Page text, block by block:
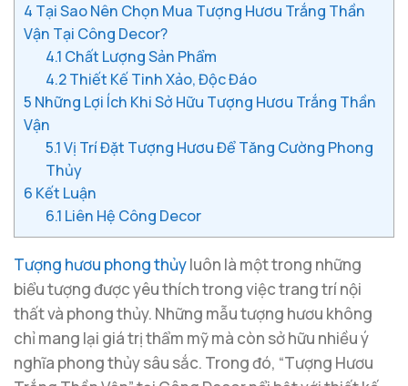
4 Tại Sao Nên Chọn Mua Tượng Hươu Trắng Thần
Vận Tại Công Decor?
4.1 Chất Lượng Sản Phẩm
4.2Thiết Kế Tinh Xảo, Độc Đáo
5 Những Lợi Ích Khi Sở Hữu Tượng Hươu Trắng Thần
Vận
5.1Vị Trí Đặt Tượng Hươu Để Tăng Cường Phong
Thủy
6 Kết Luận
6.1 Liên Hệ Công Decor
Tượng hươu phong thủyluôn là một trong những
biểu tượng được yêu thích trong việc trang trí nội
thất và phong thủy. Những mẫu tượng hươu không
chỉ mang lại giá trị thẩm mỹ mà còn sở hữu nhiều ý
nghĩa phong thủy sâu sắc. Trong đó, “Tượng Hươu